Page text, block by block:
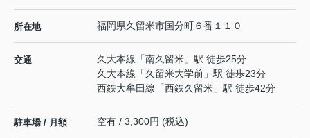
所在地 福岡県久留米市国分町６番１１０
交通 久大本線 「南久留米 」駅 徒歩25分
久大本線 「久留米大学前 」駅 徒歩23分
西鉄大牟田線 「西鉄久留米 」駅 徒歩42分
駐車場 / 月額 空有 / 3,300円 (税込)